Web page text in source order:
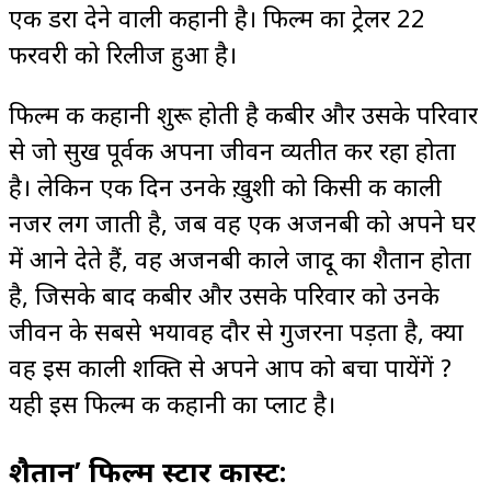
एक डरा देने वाली कहानी है। फिल्म का ट्रेलर 22
फरवरी को रिलीज हुआ है।
फिल्म की कहानी शुरू होती है कबीर और उसके परिवार
से जो सुख पूर्वक अपना जीवन व्यतीत कर रहा होता
है। लेकिन एक दिन उनके ख़ुशी को किसी की काली
नजर लग जाती है, जब वह एक अजनबी को अपने घर
में आने देते हैं, वह अजनबी काले जादू का शैतान होता
है, जिसके बाद कबीर और उसके परिवार को उनके
जीवन के सबसे भयावह दौर से गुजरना पड़ता है, क्या
वह इस काली शक्ति से अपने आप को बचा पायेंगें ?
यही इस फिल्म की कहानी का प्लाट है।
शैतान’ फिल्म स्टार कास्ट: